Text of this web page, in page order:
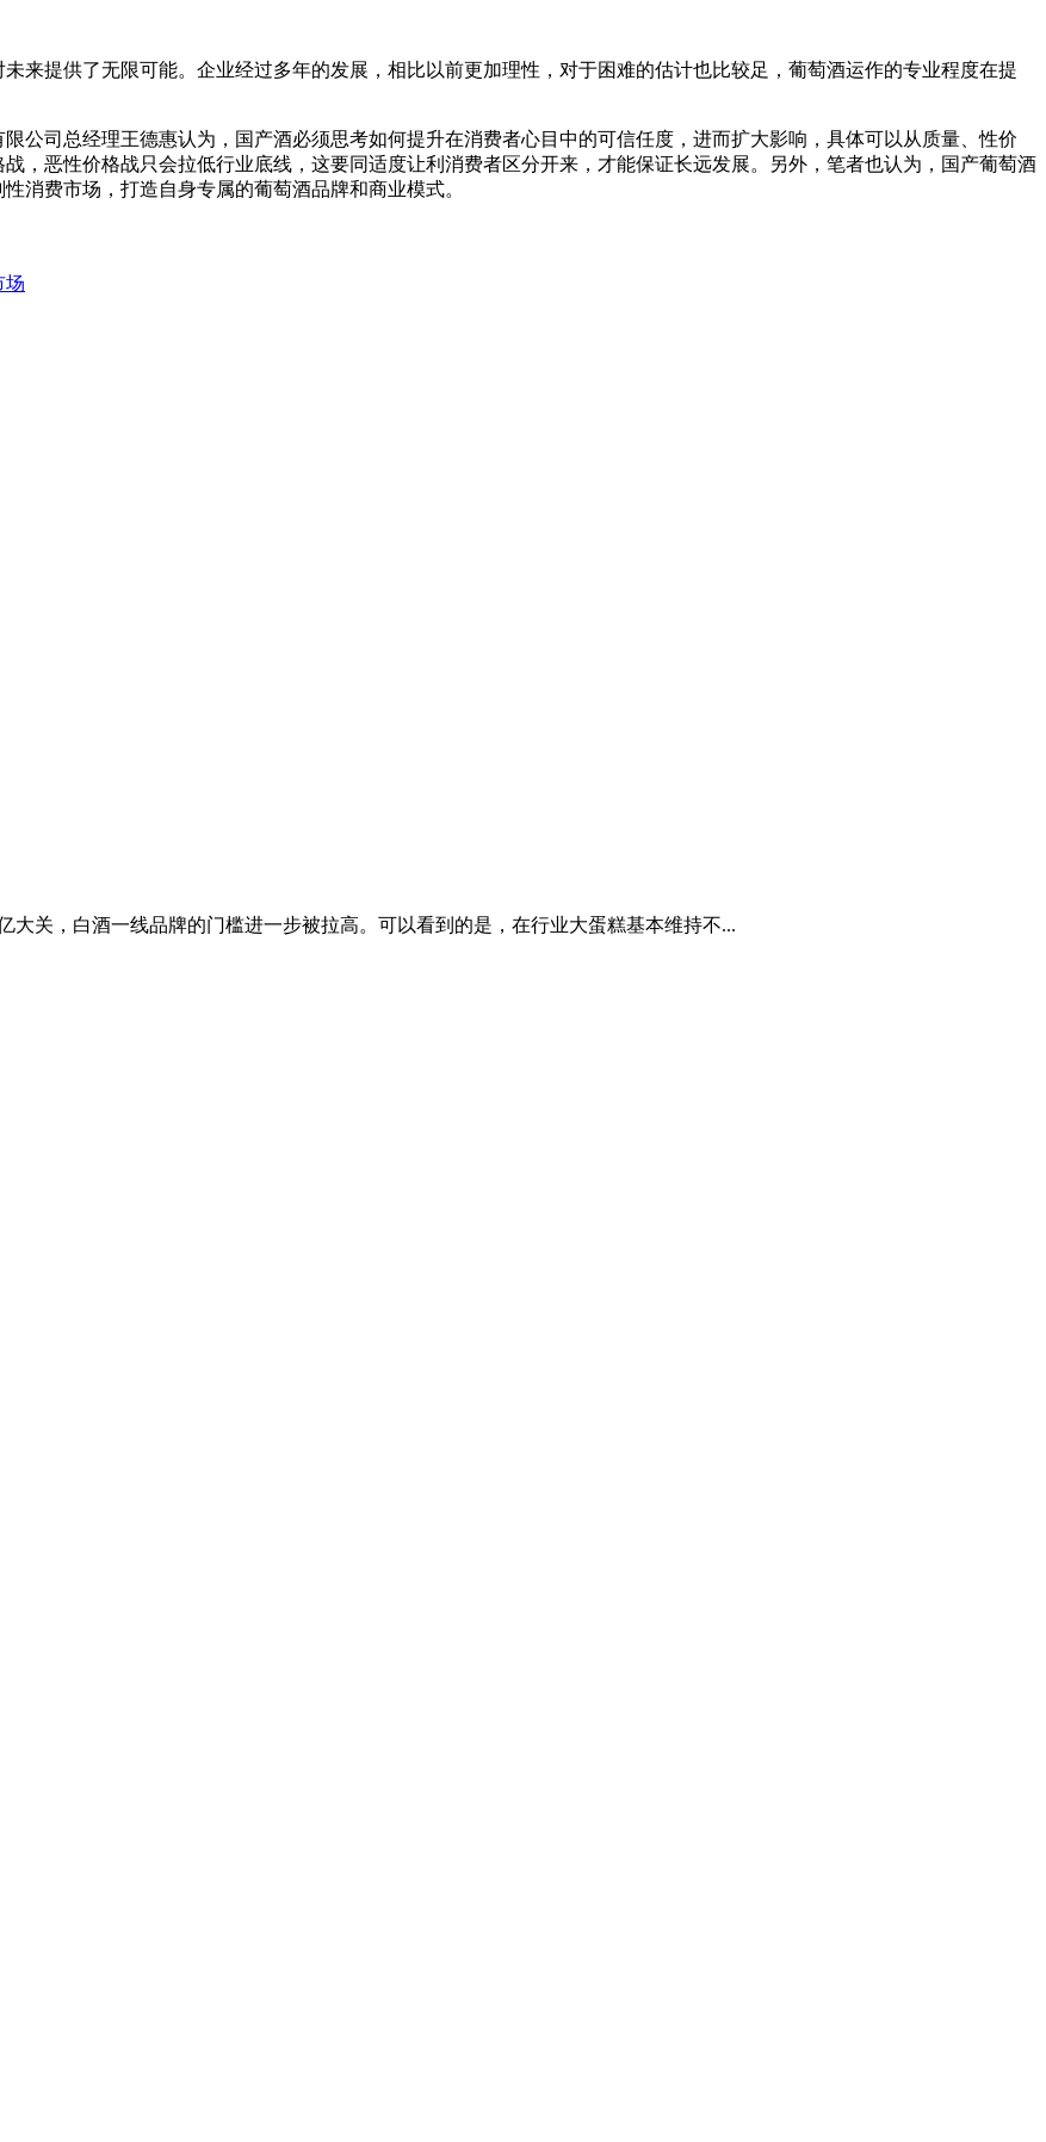
来提供了无限可能。企业经过多年的发展，相比以前更加理性，对于困难的估计也比较足，葡萄酒运作的专业程度在提
公司总经理王德惠认为，国产酒必须思考如何提升在消费者心目中的可信任度，进而扩大影响，具体可以从质量、性价
，恶性价格战只会拉低行业底线，这要同适度让利消费者区分开来，才能保证长远发展。另外，笔者也认为，国产葡萄酒
消费市场，打造自身专属的葡萄酒品牌和商业模式。
场
大关，白酒一线品牌的门槛进一步被拉高。可以看到的是，在行业大蛋糕基本维持不...